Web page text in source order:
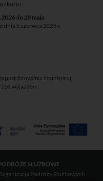
2026 do 28 maja
dnia 5 czerwca 2026 r.
podróżowania i zainspiruj
wyjazdem.
SŁUŻBOWE
Podróży Służbowych